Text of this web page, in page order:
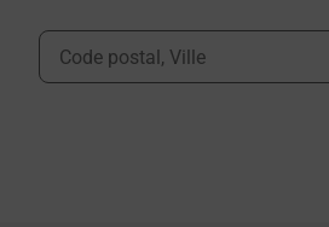
Ville, Département, Code Postal